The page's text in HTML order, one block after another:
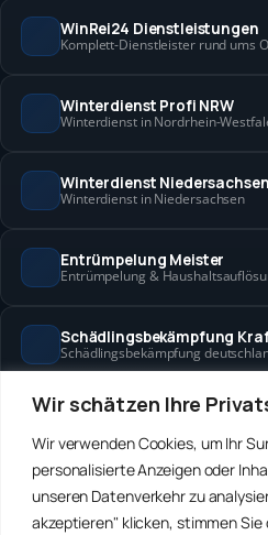
Wir schätzen Ihre
Wir verwenden Cookies, um Ihr
personalisierte Anzeigen oder
unseren Datenverkehr zu
akzeptieren" klicken, stimmen Sie
WinRei24 Dienstleistungen
Komplett-Dienstleister rund ums
Winterdienst Profi NRW
Winterdienst in Nordrhein-
Winterdienst Niedersachsen
Winterdienst in Niedersachsen
Entrümpelung Meister
Entrümpelung &
Schädlingsbekämpfung
Schädlingsbekämpfung
Hanse Objektservice
Winterdienst Hansa
Winterdienst in Bremen &